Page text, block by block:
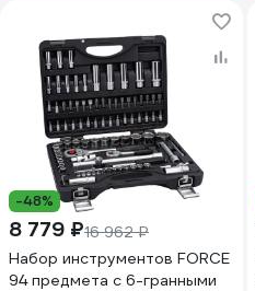
-48%
8 779 ₽16 962 ₽
Набор инструментов FORCE
94 предмета с 6-гранными